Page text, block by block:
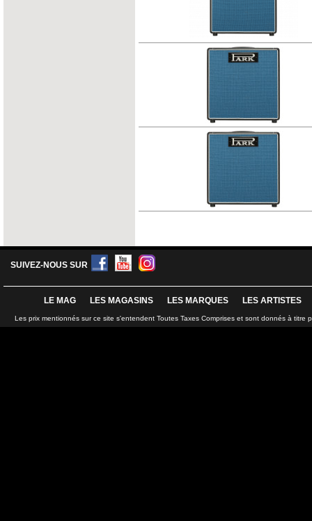
SUIVEZ-NOUS SUR
LE MAG LES MAGASINS LES MARQUES LES ARTISTES
Les prix mentionnés sur ce site s'entendent Toutes Taxes Comprises et sont donnés à